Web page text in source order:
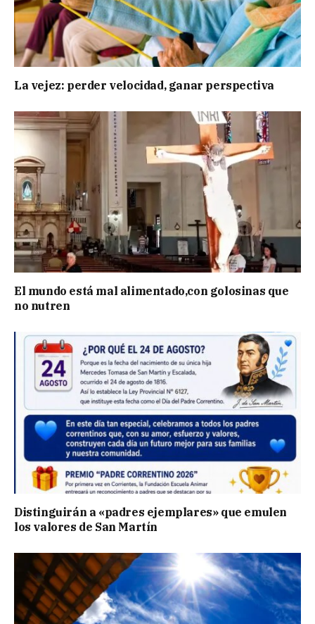
La vejez: perder velocidad, ganar perspectiva
El mundo está mal alimentado,con golosinas que
no nutren
Distinguirán a «padres ejemplares» que emulen
los valores de San Martín